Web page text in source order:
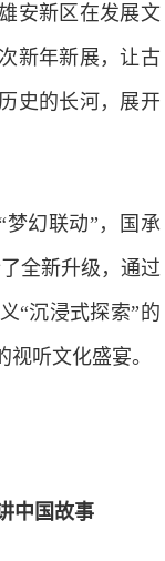
安新区在发展文
新年新展，让古
史的长河，展开
幻联动”，国承
全新升级，通过
“沉浸式探索”的
听文化盛宴。
中国故事